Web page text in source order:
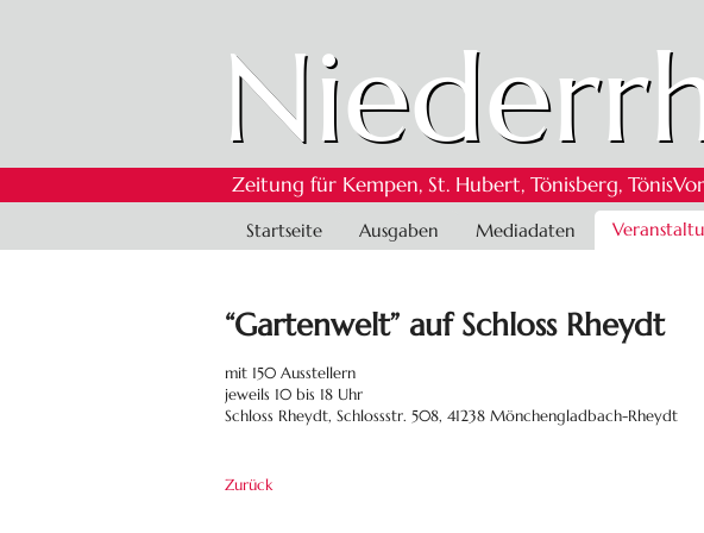
Zeitung für Kempen, St. Hubert, Tönisberg,
Navigation
überspringen
Startseite Ausgaben Mediadaten
“Gartenwelt” auf Schloss Rheydt
mit 150 Ausstellern
jeweils 10 bis 18 Uhr
Schloss Rheydt, Schlossstr. 508, 41238 Mönchengladbach-Rheydt
Zurück